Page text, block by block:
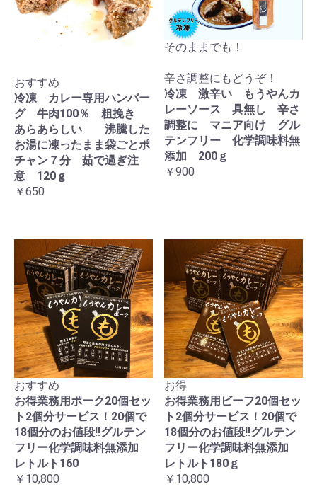
おすすめ
冷凍 カレー専用ハンバー
グ 牛肉100％ 粗挽き
あらあらしい 沸騰した
お湯に凍ったまま袋ごとポ
チャン７分 茹で過ぎ注
意 120ｇ
￥650
そのままでも！
辛さ調整にもどうぞ！
冷凍 激辛い もうやんカ
レーソース 具無し 辛さ
調整に マニア向け グル
テンフリー 化学調味料無
添加 200ｇ
￥900
おすすめ
お得業務用ポーク20個セッ
ト2個分サービス！20個で
18個分のお値段!!グルテン
フリー化学調味料無添加
レトルト160
￥10,800
お得
お得業務用ビーフ20個セッ
ト2個分サービス！20個で
18個分のお値段!!グルテン
フリー化学調味料無添加
レトルト180ｇ
￥10,800